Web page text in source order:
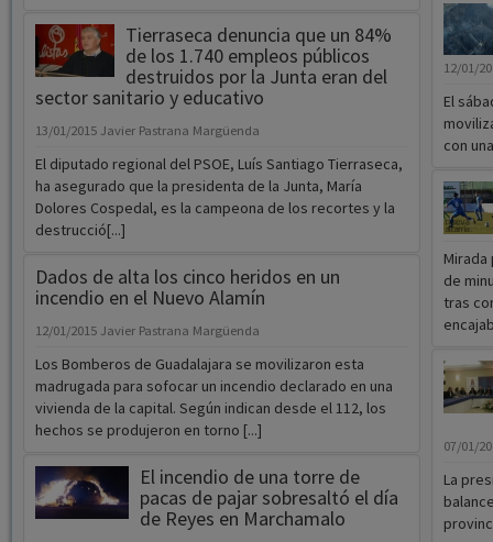
Tierraseca denuncia que un 84%
de los 1.740 empleos públicos
destruidos por la Junta eran del
sector sanitario y educativo
13/01/2015 Javier Pastrana Margüenda
El diputado regional del PSOE, Luís Santiago Tierraseca,
ha asegurado que la presidenta de la Junta, María
Dolores Cospedal, es la campeona de los recortes y la
destrucció[...]
Dados de alta los cinco heridos en un
incendio en el Nuevo Alamín
12/01/2015 Javier Pastrana Margüenda
Los Bomberos de Guadalajara se movilizaron esta
madrugada para sofocar un incendio declarado en una
vivienda de la capital. Según indican desde el 112, los
hechos se produjeron en torno [...]
El incendio de una torre de
pacas de pajar sobresaltó el día
de Reyes en Marchamalo
12/01/
El
con
de
tras
07/01/
La